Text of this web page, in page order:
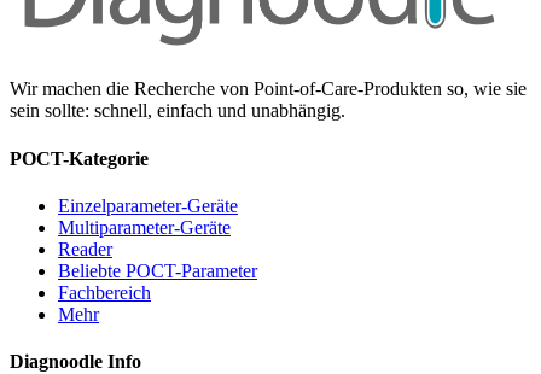
Wir machen die Recherche von Point-of-Care-Produkten so, wie sie
sein sollte: schnell, einfach und unabhängig.
POCT-Kategorie
Einzelparameter-Geräte
Multiparameter-Geräte
Reader
Beliebte POCT-Parameter
Fachbereich
Mehr
Diagnoodle Info